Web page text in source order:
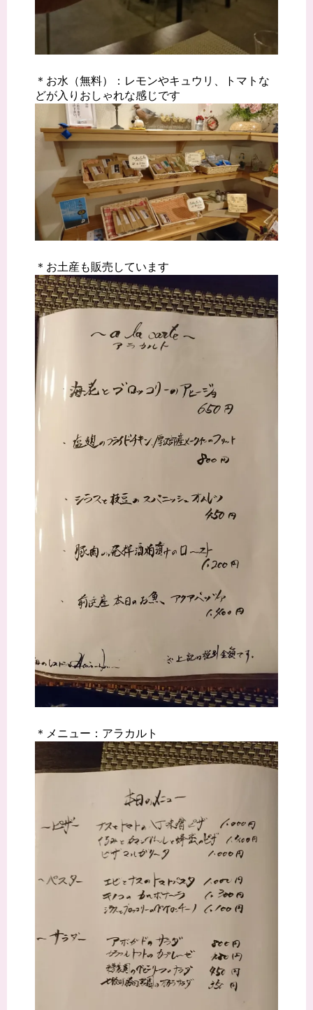
＊お水（無料）：レモンやキュウリ、トマトな
どが入りおしゃれな感じです
＊お土産も販売しています
＊メニュー：アラカルト